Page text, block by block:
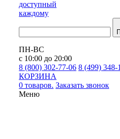
доступный
каждому
ПН-ВС
с 10:00 до 20:00
8 (800) 302-77-06 8 (499) 348-
КОРЗИНА
0 товаров. Заказать звонок
Меню